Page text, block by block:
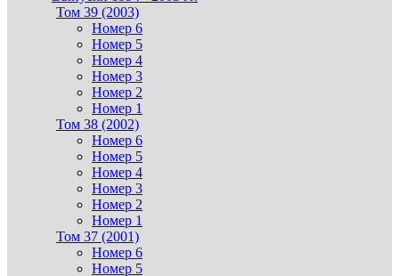
Том 39 (2003)
Номер 6
Номер 5
Номер 4
Номер 3
Номер 2
Номер 1
Том 38 (2002)
Номер 6
Номер 5
Номер 4
Номер 3
Номер 2
Номер 1
Том 37 (2001)
Номер 6
Номер 5